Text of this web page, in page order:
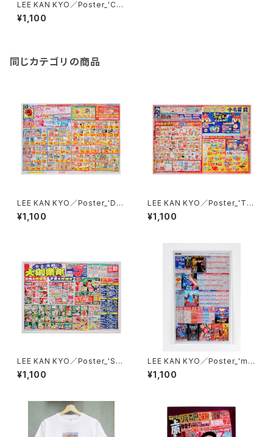
LEE KAN KYO／Poster_'Clo
thing store flyer'
¥1,100
同じカテゴリの商品
LEE KAN KYO／Poster_'Dru
g store flyer'
¥1,100
LEE KAN KYO／Poster_'Tai
wanese supermarket stor
e flyer'
¥1,100
LEE KAN KYO／Poster_'Su
permarket flyer'
¥1,100
LEE KAN KYO／Poster_'mo
vie times in newspaper'
¥1,100